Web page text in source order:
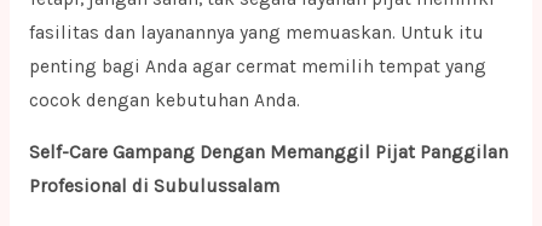
fasilitas dan layanannya yang memuaskan. Untuk itu
penting bagi Anda agar cermat memilih tempat yang
cocok dengan kebutuhan Anda.
Self-Care Gampang Dengan Memanggil Pijat Panggilan
Profesional di Subulussalam